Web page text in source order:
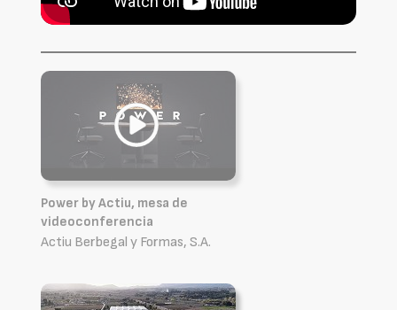
Power by Actiu, mesa de
videoconferencia
Actiu Berbegal y Formas, S.A.